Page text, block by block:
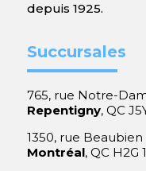
depuis 1925.
Succursales
765, rue Notre-
Repentigny, QC
1350, rue Beaubien
Montréal, QC H2G